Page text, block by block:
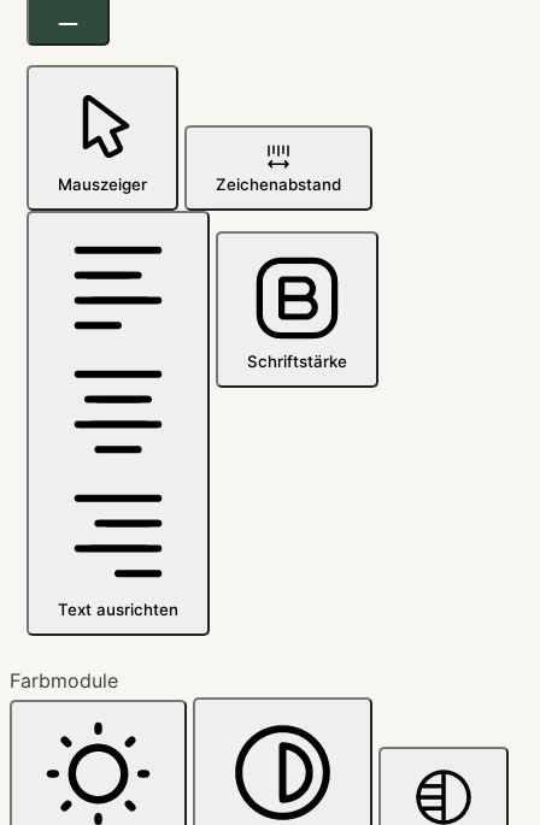
Mauszeiger Zeichenabstand
Text ausrichten
Schriftstärke
Farbmodule